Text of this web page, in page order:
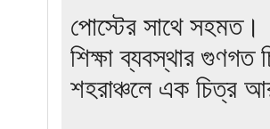
পোস্টের সাথে সহমত।
শিক্ষা ব্যবস্থার গুণগত
শহরাঞ্চলে এক চিত্র